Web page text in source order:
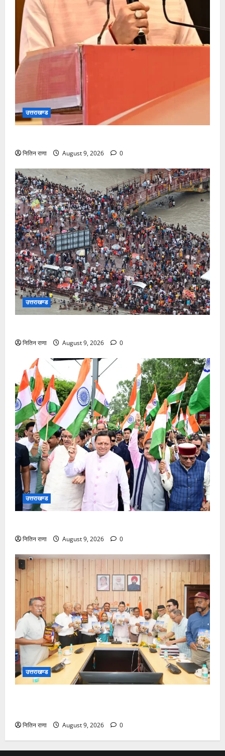
उत्तराखण्ड
नितिन राणा August 9, 2026 0
उत्तराखण्ड
नितिन राणा August 9, 2026 0
उत्तराखण्ड
नितिन राणा August 9, 2026 0
उत्तराखण्ड
नितिन राणा August 9, 2026 0